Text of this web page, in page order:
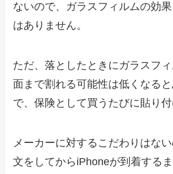
ないので、ガラスフィルムの効
はありません。
ただ、落としたときにガラスフ
面まで割れる可能性は低くなる
で、保険として買うたびに貼り付
メーカーに対するこだわりはな
文をしてからiPhoneが到着する